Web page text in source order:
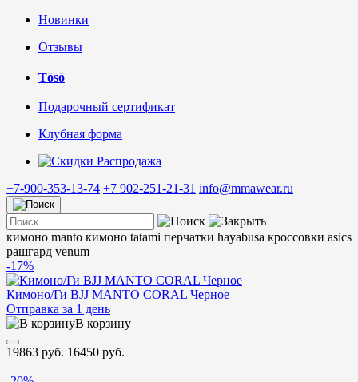
Новинки
Отзывы
Tōsō
Подарочный сертификат
Клубная форма
Распродажа
+7-900-353-13-74 +7 902-251-21-31 info@mmawear.ru
кимоно manto кимоно tatami перчатки hayabusa кроссовки asics
рашгард venum
-17%
Кимоно/Ги BJJ MANTO CORAL Черное
Отправка за 1 день
В корзину
19863 руб. 16450 руб.